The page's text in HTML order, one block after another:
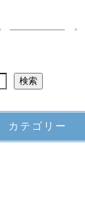
検索
カテゴリー